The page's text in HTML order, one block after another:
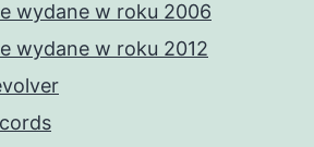
wydane w roku 2006
wydane w roku 2012